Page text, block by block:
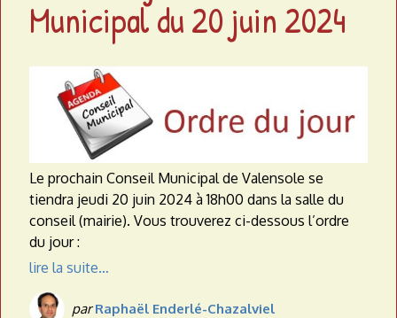
Municipal du 20 juin 2024
Le prochain Conseil Municipal de Valensole se
tiendra jeudi 20 juin 2024 à 18h00 dans la salle du
conseil (mairie). Vous trouverez ci-dessous l’ordre
du jour :
lire la suite…
parRaphaël Enderlé-Chazalviel